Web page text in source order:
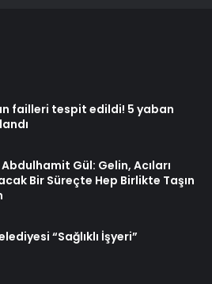
failleri tespit edildi! 5 yaban
Gül: Gelin, Acıları
Bir Süreçte Hep Birlikte Taşın
“Sağlıklı İşyeri”